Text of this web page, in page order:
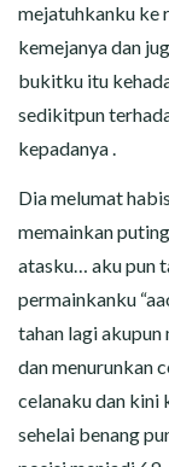
mejatuhkanku ke
kemejanya dan
bukitku itu
sedikitpun
kepadanya .
Dia melumat
memainkan
atasku… aku pun
permainkanku
tahan lagi akupun
dan menurunkan
celanaku dan kini
sehelai benang